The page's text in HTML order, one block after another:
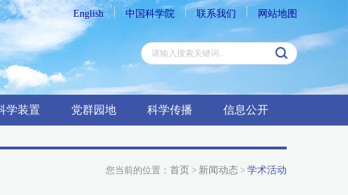
English 中国科学院 联系我们 网站地图
学装置 党群园地 科学传播 信息公开
您当前的位置： 首页 > 新闻动态 > 学术活动